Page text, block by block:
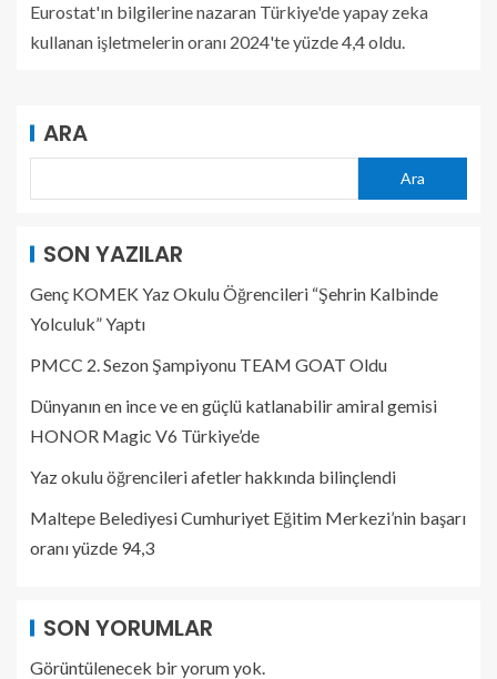
Eurostat'ın bilgilerine nazaran Türkiye'de yapay zeka
kullanan işletmelerin oranı 2024'te yüzde 4,4 oldu.
ARA
Ara
SON YAZILAR
Genç KOMEK Yaz Okulu Öğrencileri “Şehrin Kalbinde
Yolculuk” Yaptı
PMCC 2. Sezon Şampiyonu TEAM GOAT Oldu
Dünyanın en ince ve en güçlü katlanabilir amiral gemisi
HONOR Magic V6 Türkiye’de
Yaz okulu öğrencileri afetler hakkında bilinçlendi
Maltepe Belediyesi Cumhuriyet Eğitim Merkezi’nin başarı
oranı yüzde 94,3
SON YORUMLAR
Görüntülenecek bir yorum yok.